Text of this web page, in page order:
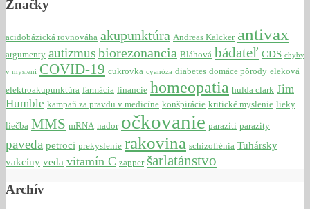
Značky
acidobázická rovnováha akupunktúra Andreas Kalcker antivax
argumenty autizmusbiorezonancia Bláhová bádateľ CDS chyby
v myslení COVID-19 cukrovka cyanóza diabetes domáce pôrody eleková
elektroakupunktúra farmácia financie homeopatia hulda clark Jim
Humble kampaň za pravdu v medicíne konšpirácie kritické myslenie lieky
liečba MMS mRNA nador očkovanie paraziti parazity
paveda petroci prekyslenie rakovina schizofrénia Tuhársky
vakcíny veda vitamín C zapper šarlatánstvo
Archív